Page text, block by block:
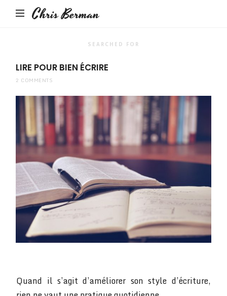
Chris Berman
SEARCHED FOR
LIRE POUR BIEN ÉCRIRE
2 COMMENTS
Quand il s’agit d’améliorer son style d’écriture,